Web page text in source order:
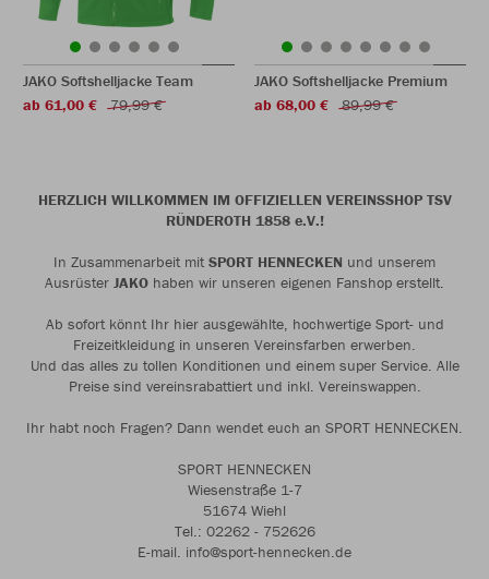
JAKO Softshelljacke Team
ab 61,00 €
79,99 €
JAKO Softshelljacke Premium
ab 68,00 €
89,99 €
HERZLICH WILLKOMMEN IM OFFIZIELLEN VEREINSSHOP TSV
RÜNDEROTH 1858 e.V.!
In Zusammenarbeit mit SPORT HENNECKEN und unserem
Ausrüster JAKO haben wir unseren eigenen Fanshop erstellt.
Ab sofort könnt Ihr hier ausgewählte, hochwertige Sport- und
Freizeitkleidung in unseren Vereinsfarben erwerben.
Und das alles zu tollen Konditionen und einem super Service. Alle
Preise sind vereinsrabattiert und inkl. Vereinswappen.
Ihr habt noch Fragen? Dann wendet euch an SPORT HENNECKEN.
SPORT HENNECKEN
Wiesenstraße 1-7
51674 Wiehl
Tel.: 02262 - 752626
E-mail. info@sport-hennecken.de